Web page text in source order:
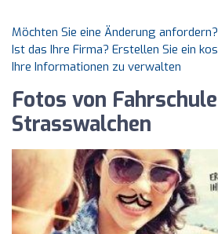
Möchten Sie eine Änderung anfordern?
Ist das Ihre Firma? Erstellen Sie ein
Ihre Informationen zu verwalten
Fotos von
Strasswalchen